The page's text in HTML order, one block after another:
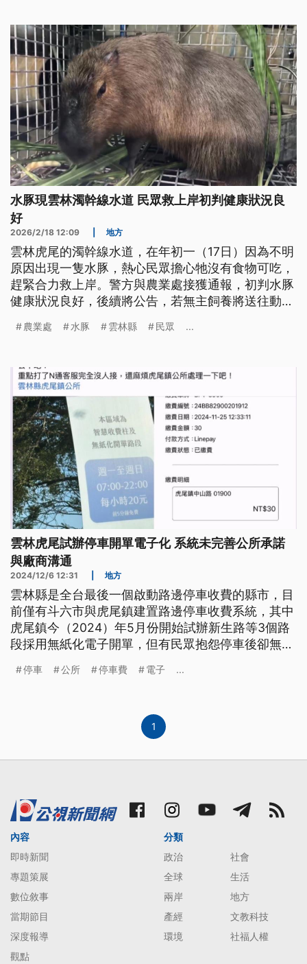
水豚現雲林濁幹線水道 民眾救上岸初判健康狀況良
好
2026/2/18 12:09 地方
雲林虎尾的濁幹線水道，在年初一（17日）因為不明
原因出現一隻水豚，熱心民眾擔心牠沒有食物可吃，
趕緊合力救上岸。警方與農業處接獲通報，初判水豚
健康狀況良好，後續將公告，若無主飼養將送往動保
農業處 水豚 雲林縣 民眾 ...
雲林虎尾試辦停車開單電子化 系統未完善公所承諾
與廠商溝通
2024/12/6 12:31 地方
雲林縣是全台最後一個啟動路邊停車收費的縣市，目
前僅有斗六市與虎尾鎮建置路邊停車收費系統，其中
虎尾鎮今（2024）年5月份開始試辦新生路等3個路
段採用無紙化電子開單，但有民眾抱怨停車後卻無法
公所則表示，會持續與系統商溝通儘快解決相關問
停車 公所 停車費 電子 ...
1
內容
即時新聞
專題策展
數位敘事
當期節目
深度報導
觀點
分類
政治
社會
全球
生活
兩岸
地方
產經
文教科技
環境
社福人權